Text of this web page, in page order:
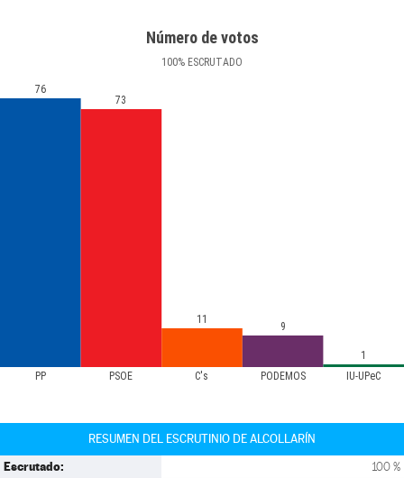
Número de votos
100% ESCRUTADO
PP PSOE C's PODEMOS IU-UPeC
76
73
11
9
1
RESUMEN DEL ESCRUTINIO DE ALCOLLARÍN
Escrutado: 100 %